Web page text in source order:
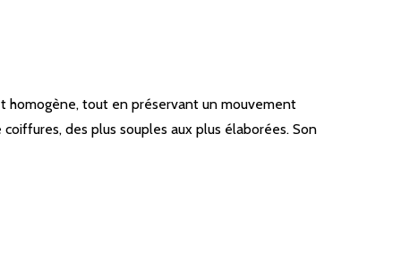
homogène, tout en préservant un mouvement
des plus souples aux plus élaborées. Son